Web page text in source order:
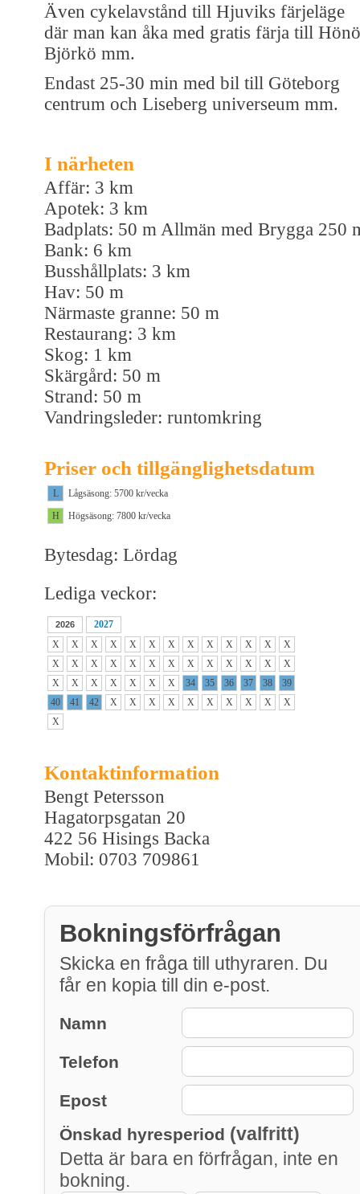
Även cykelavstånd till Hjuviks färjeläge
där man kan åka med gratis färja till
Björkö mm.
Endast 25-30 min med bil till Göteborg
centrum och Liseberg universeum mm.
I närheten
Affär: 3 km
Apotek: 3 km
Badplats: 50 m Allmän med Brygga 250
Bank: 6 km
Busshållplats: 3 km
Hav: 50 m
Närmaste granne: 50 m
Restaurang: 3 km
Skog: 1 km
Skärgård: 50 m
Strand: 50 m
Vandringsleder: runtomkring
Priser och tillgänglighetsdatum
L
Lågsäsong: 5700 kr/vecka
H
Högsäsong: 7800 kr/vecka
Bytesdag: Lördag
Lediga veckor:
2026
2027
X
X X X X X X X X X X X
X
X
X X X X X X X X X X X
X
X
X X X X X X 34 35 36 37 38
39
40
41 42 X X X X X X X X X
X
X
Kontaktinformation
Bengt Petersson
Hagatorpsgatan 20
422 56 Hisings Backa
Mobil: 0703 709861
Bokningsförfrågan
Skicka en fråga till uthyraren. Du
får en kopia till din e-post.
Namn
Telefon
Epost
Önskad hyresperiod (valfritt)
Detta är bara en förfrågan, inte en
bokning.